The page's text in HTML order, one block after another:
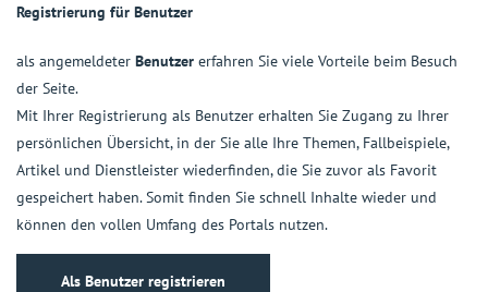
Registrierung für Benutzer
als angemeldeter Benutzer erfahren Sie viele Vorteile beim Besuch
der Seite.
Mit Ihrer Registrierung als Benutzer erhalten Sie Zugang zu Ihrer
persönlichen Übersicht, in der Sie alle Ihre Themen, Fallbeispiele,
Artikel und Dienstleister wiederfinden, die Sie zuvor als Favorit
gespeichert haben. Somit finden Sie schnell Inhalte wieder und
können den vollen Umfang des Portals nutzen.
Als Benutzer registrieren